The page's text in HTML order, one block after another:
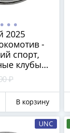
2025
-
спорт,
клубы"
блистере
₽
В корзину
UNC